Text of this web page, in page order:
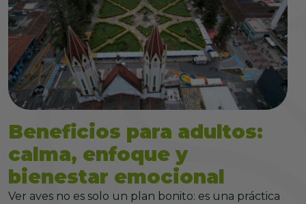
Beneficios para adultos:
calma, enfoque y
bienestar emocional
Ver aves no es solo un plan bonito: es una práctica